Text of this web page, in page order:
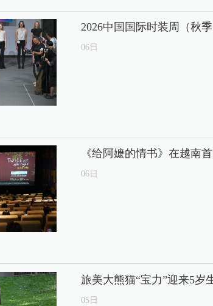
2026中国国际时装周（秋
06日
《给阿嬷的情书》在越南
06日
旅美大熊猫“宝力”迎来5岁
05日